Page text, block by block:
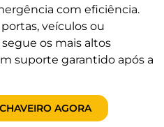
com eficiência.
veículos ou
os mais altos
suporte garantido após a
AGORA